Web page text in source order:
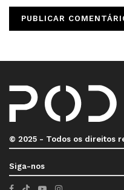
© 2025 - Todos os direitos
Siga-nos